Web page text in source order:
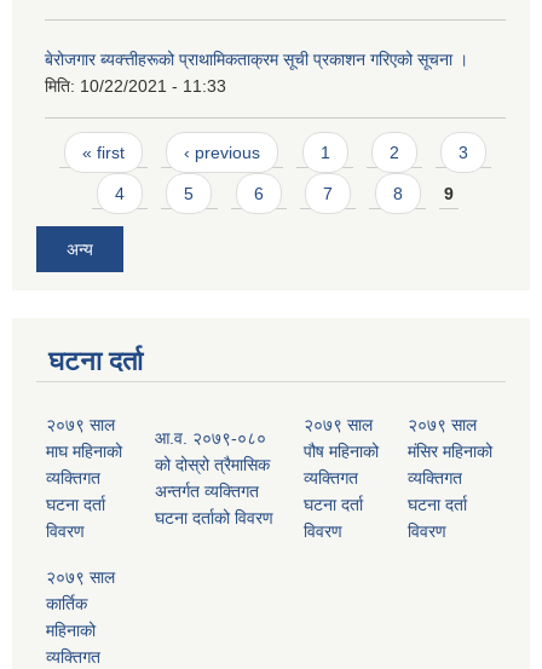
बेरोजगार ब्यक्त्तीहरूको प्राथामिकताक्रम सूची प्रकाशन गरिएको सूचना ।
मिति: 10/22/2021 - 11:33
Pages
« first ‹ previous 1 2 3
4 5 6 7 8 9
अन्य
घटना दर्ता
२०७९ साल
माघ महिनाको
व्यक्तिगत
घटना दर्ता
विवरण
आ.व. २०७९-०८०
को दोस्रो त्रैमासिक
अन्तर्गत व्यक्तिगत
घटना दर्ताको विवरण
२०७९ साल
पौष महिनाको
व्यक्तिगत
घटना दर्ता
विवरण
२०७९ साल
मंसिर महिनाको
व्यक्तिगत
घटना दर्ता
विवरण
२०७९ साल
कार्तिक
महिनाको
व्यक्तिगत